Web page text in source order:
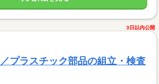
3日以内公開
プラスチック部品の組立・検査